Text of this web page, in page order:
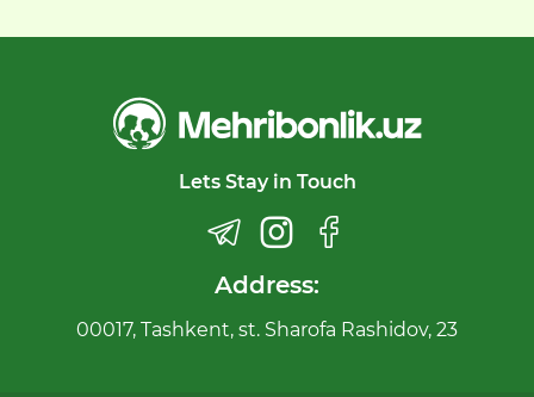
Lets Stay in Touch
Address:
00017, Tashkent, st. Sharofa Rashidov, 23